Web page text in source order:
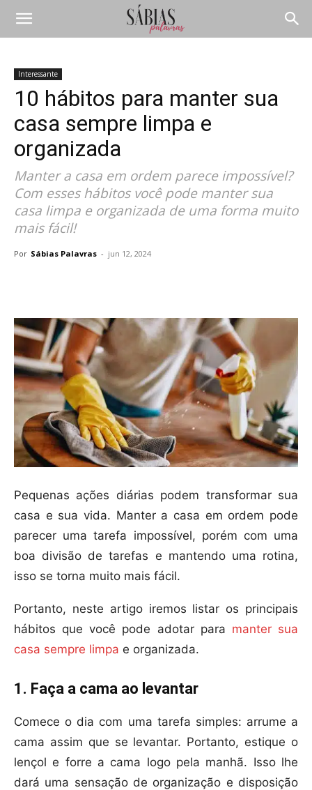
Interessante
10 hábitos para manter sua
casa sempre limpa e
organizada
Manter a casa em ordem parece impossível?
Com esses hábitos você pode manter sua
casa limpa e organizada de uma forma muito
mais fácil!
Por Sábias Palavras - jun 12, 2024
Pequenas ações diárias podem transformar sua
casa e sua vida. Manter a casa em ordem pode
parecer uma tarefa impossível, porém com uma
boa divisão de tarefas e mantendo uma rotina,
isso se torna muito mais fácil.
Portanto, neste artigo iremos listar os principais
hábitos que você pode adotar para manter sua
casa sempre limpa e organizada.
1. Faça a cama ao levantar
Comece o dia com uma tarefa simples: arrume a
cama assim que se levantar. Portanto, estique o
lençol e forre a cama logo pela manhã. Isso lhe
dará uma sensação de organização e disposição